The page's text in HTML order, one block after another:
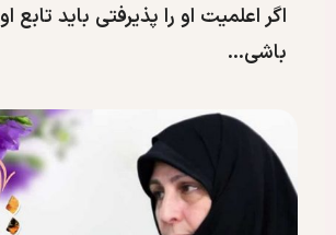
اگر اعلمیت او را پذیرفتی باید تابع او
باشی…